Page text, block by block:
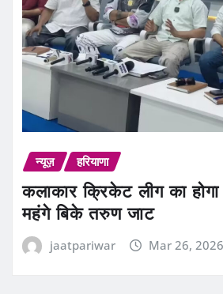
न्यूज़ हरियाणा
कलाकार क्रिकेट लीग का
महंगे बिके तरुण जाट
jaatpariwar Mar 26, 2026